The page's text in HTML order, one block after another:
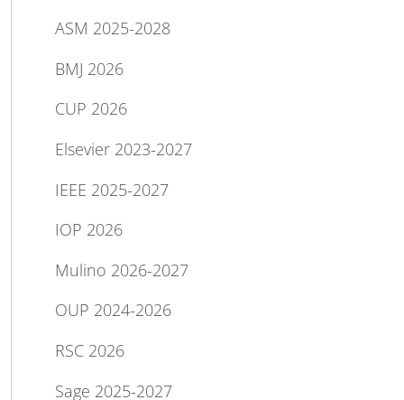
ASM 2025-2028
BMJ 2026
CUP 2026
Elsevier 2023-2027
IEEE 2025-2027
IOP 2026
Mulino 2026-2027
OUP 2024-2026
RSC 2026
Sage 2025-2027